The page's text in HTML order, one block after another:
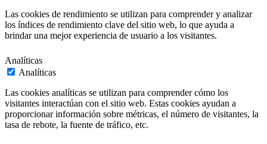
Las cookies de rendimiento se utilizan para comprender y analizar
los índices de rendimiento clave del sitio web, lo que ayuda a
brindar una mejor experiencia de usuario a los visitantes.
Analíticas
Analíticas
Las cookies analíticas se utilizan para comprender cómo los
visitantes interactúan con el sitio web. Estas cookies ayudan a
proporcionar información sobre métricas, el número de visitantes, la
tasa de rebote, la fuente de tráfico, etc.